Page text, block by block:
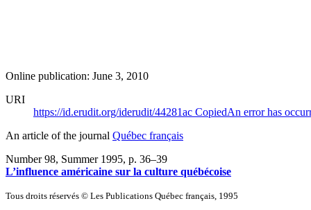
Online publication: June 3, 2010
URI
https://id.erudit.org/iderudit/44281ac CopiedAn error has
An article of the journal Québec français
Number 98, Summer 1995, p. 36–39
L’influence américaine sur la culture québécoise
Tous droits réservés © Les Publications Québec français, 1995